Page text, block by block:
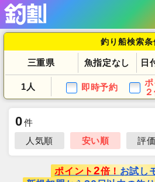
釣り船検索条
三重県 魚指定なし 日
1人 即時予約
ポ
0件
人気順
安い順 評
ポイント 2倍！ お試し